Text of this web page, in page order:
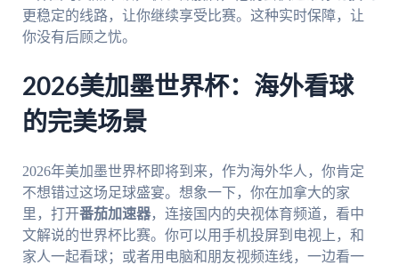
更稳定的线路，让你继续享受比赛。这种实时保障，让
你没有后顾之忧。
2026美加墨世界杯：海外看球
的完美场景
2026年美加墨世界杯即将到来，作为海外华人，你肯定
不想错过这场足球盛宴。想象一下，你在加拿大的家
里，打开番茄加速器，连接国内的央视体育频道，看中
文解说的世界杯比赛。你可以用手机投屏到电视上，和
家人一起看球；或者用电脑和朋友视频连线，一边看一